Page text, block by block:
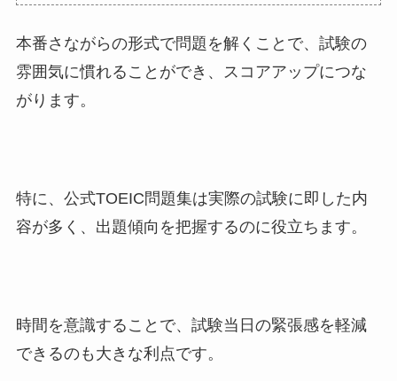
本番さながらの形式で問題を解くことで、試験の
雰囲気に慣れることができ、スコアアップにつな
がります。
特に、公式TOEIC問題集は実際の試験に即した内
容が多く、出題傾向を把握するのに役立ちます。
時間を意識することで、試験当日の緊張感を軽減
できるのも大きな利点です。